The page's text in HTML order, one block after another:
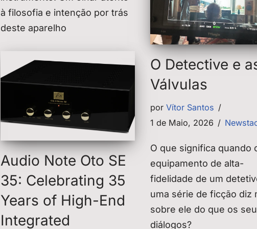
à filosofia e intenção por trás
deste aparelho
O Detective e
Válvulas
por Vítor Santos
1 de Maio, 2026
O que significa quando
equipamento de alta-
fidelidade de um
uma série de ficção diz
sobre ele do que os
diálogos?
Audio Note Oto SE
35: Celebrating 35
Years of High-End
Integrated